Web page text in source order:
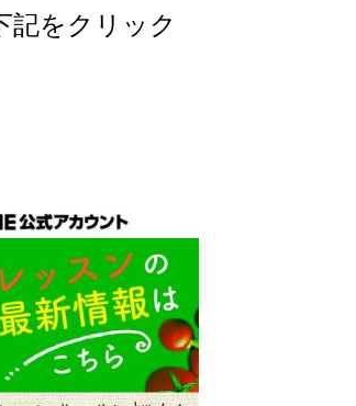
記をクリック